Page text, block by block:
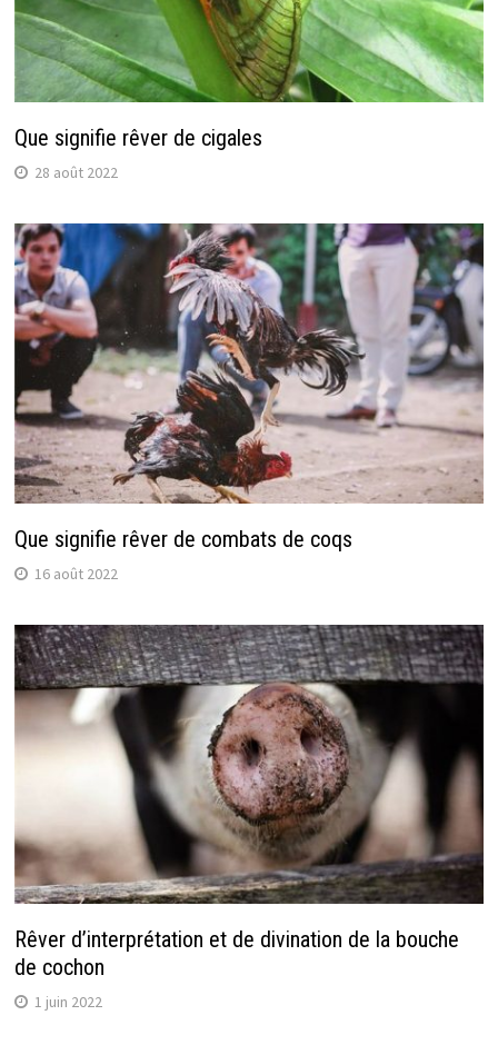
Que signifie rêver de cigales
28 août 2022
Que signifie rêver de combats de coqs
16 août 2022
Rêver d’interprétation et de divination de la bouche
de cochon
1 juin 2022